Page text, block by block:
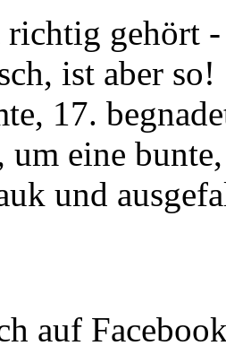
gehört -
ist aber so!
17.
um eine
und
auf